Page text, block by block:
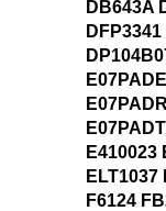
DB643A
E410023
ELT1037
F6124